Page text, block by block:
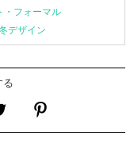
・フォーマル
デザイン
る